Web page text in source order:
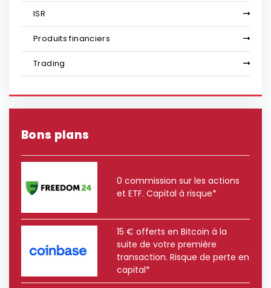
ISR
Produits financiers
Trading
Bons plans
0 commission sur les actions
et ETF. Capital à risque*
15 € offerts en Bitcoin à la
suite de votre première
transaction. Risque de perte en
capital*